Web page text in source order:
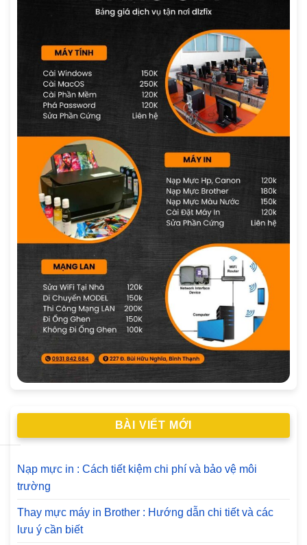
BÀI VIẾT MỚI
Nạp mực in : Cách tiết kiệm chi phí và bảo vệ môi
trường
Thay mực máy in Brother : Hướng dẫn chi tiết và các
lưu ý cần biết